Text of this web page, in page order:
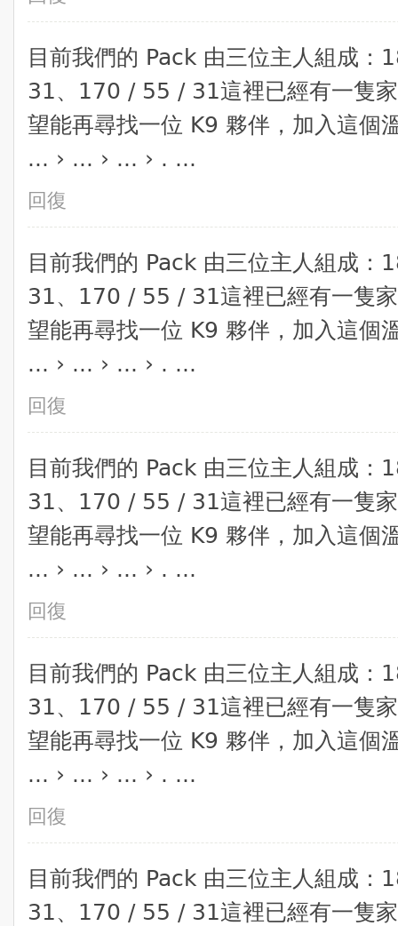
目前我們的 Pack 由三位主人組成
31、170 / 55 / 31​這裡已經有一隻
望能再尋找一位 K9 夥伴，加入這個
... › ... › ... › . ...
回復
目前我們的 Pack 由三位主人組成
31、170 / 55 / 31​這裡已經有一隻
望能再尋找一位 K9 夥伴，加入這個
... › ... › ... › . ...
回復
目前我們的 Pack 由三位主人組成
31、170 / 55 / 31​這裡已經有一隻
望能再尋找一位 K9 夥伴，加入這個
... › ... › ... › . ...
回復
目前我們的 Pack 由三位主人組成
31、170 / 55 / 31​這裡已經有一隻
望能再尋找一位 K9 夥伴，加入這個
... › ... › ... › . ...
回復
目前我們的 Pack 由三位主人組成
31、170 / 55 / 31​這裡已經有一隻